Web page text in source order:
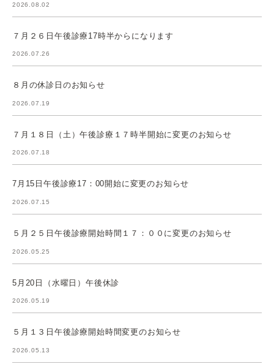
2026.08.02
７月２６日午後診療17時半からになります
2026.07.26
８月の休診日のお知らせ
2026.07.19
７月１８日（土）午後診療１７時半開始に変更のお知らせ
2026.07.18
7月15日午後診療17：00開始に変更のお知らせ
2026.07.15
５月２５日午後診療開始時間１７：００に変更のお知らせ
2026.05.25
5月20日（水曜日）午後休診
2026.05.19
５月１３日午後診療開始時間変更のお知らせ
2026.05.13